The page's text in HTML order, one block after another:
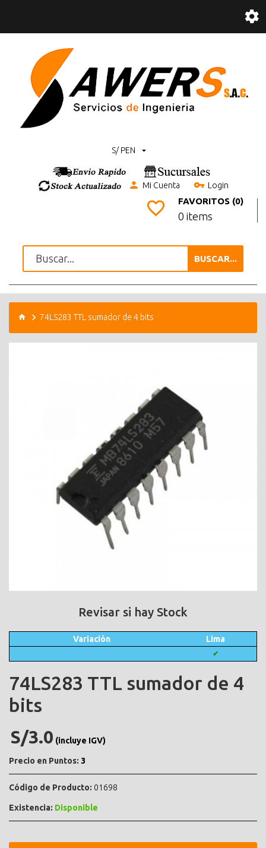
S/ PEN
Mi Cuenta Login
FAVORITOS (0)
0 items
BUSCAR...
74LS283 TTL sumador de 4 bits
Revisar si hay Stock
Variación Lima
✔
74LS283 TTL sumador de 4
bits
S/3.0 (incluye IGV)
Precio en Puntos: 3
Código de Producto: 01698
Existencia: Disponible